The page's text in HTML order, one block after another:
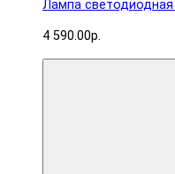
Лампа светодиодная
4 590.00р.